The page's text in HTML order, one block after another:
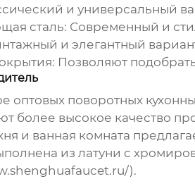
и универсальный
сталь: Современный и
и элегантный
Позволяют
оптовых поворотных
более высокое качество
и ванная комната
из латуни с
).